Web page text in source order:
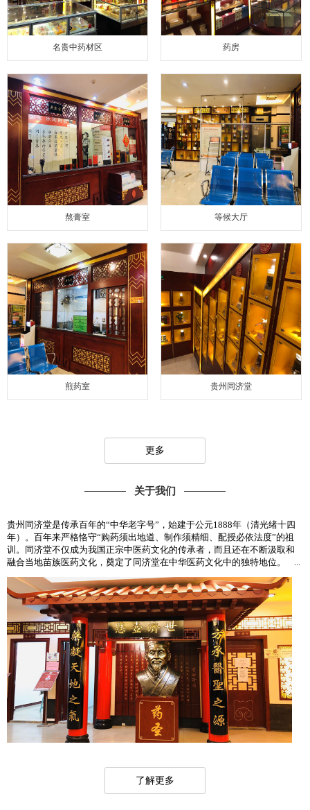
名贵中药材区 药房
熬膏室 等候大厅
煎药室 贵州同济堂
更多
关于我们
贵州同济堂是传承百年的“中华老字号”，始建于公元1888年（清光绪十四
年）。百年来严格恪守“购药须出地道、制作须精细、配授必依法度”的祖
训。同济堂不仅成为我国正宗中医药文化的传承者，而且还在不断汲取和
融合当地苗族医药文化，奠定了同济堂在中华医药文化中的独特地位。 ...
了解更多